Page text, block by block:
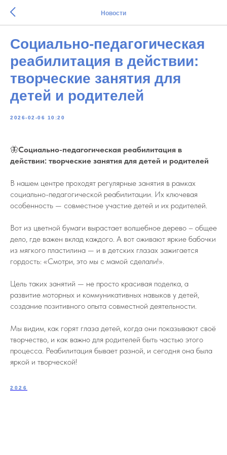
Новости
Социально-педагогическая
реабилитация в действии:
творческие занятия для
детей и родителей
2026-02-06 10:20
🦋Социально-педагогическая реабилитация в
действии: творческие занятия для детей и родителей
В нашем центре проходят регулярные занятия в рамках
социально-педагогической реабилитации. Их ключевая
особенность — совместное участие детей и их родителей.
Вот из цветной бумаги вырастает волшебное дерево – общее
дело, где важен вклад каждого. А вот оживают яркие бабочки
из мягкого пластилина — и в детских глазах зажигается
гордость: «Смотри, это мы с мамой сделали!».
Цель таких занятий — не просто красивая поделка, а
развитие моторных и коммуникативных навыков у детей,
создание позитивного опыта совместной деятельности.
Мы видим, как горят глаза детей, когда они показывают своё
творчество, и как важно для родителей быть частью этого
процесса. Реабилитация бывает разной, и сегодня она была
яркой и творческой!
2026